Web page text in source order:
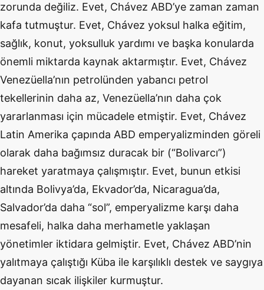
zorunda değiliz. Evet, Chávez ABD’ye zaman zaman
kafa tutmuştur. Evet, Chávez yoksul halka eğitim,
sağlık, konut, yoksulluk yardımı ve başka konularda
önemli miktarda kaynak aktarmıştır. Evet, Chávez
Venezüella’nın petrolünden yabancı petrol
tekellerinin daha az, Venezüella’nın daha çok
yararlanması için mücadele etmiştir. Evet, Chávez
Latin Amerika çapında ABD emperyalizminden göreli
olarak daha bağımsız duracak bir (“Bolivarcı”)
hareket yaratmaya çalışmıştır. Evet, bunun etkisi
altında Bolivya’da, Ekvador’da, Nicaragua’da,
Salvador’da daha “sol”, emperyalizme karşı daha
mesafeli, halka daha merhametle yaklaşan
yönetimler iktidara gelmiştir. Evet, Chávez ABD’nin
yalıtmaya çalıştığı Küba ile karşılıklı destek ve saygıya
dayanan sıcak ilişkiler kurmuştur.